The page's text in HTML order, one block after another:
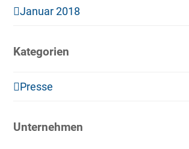
Januar 2018
Kategorien
Presse
Unternehmen